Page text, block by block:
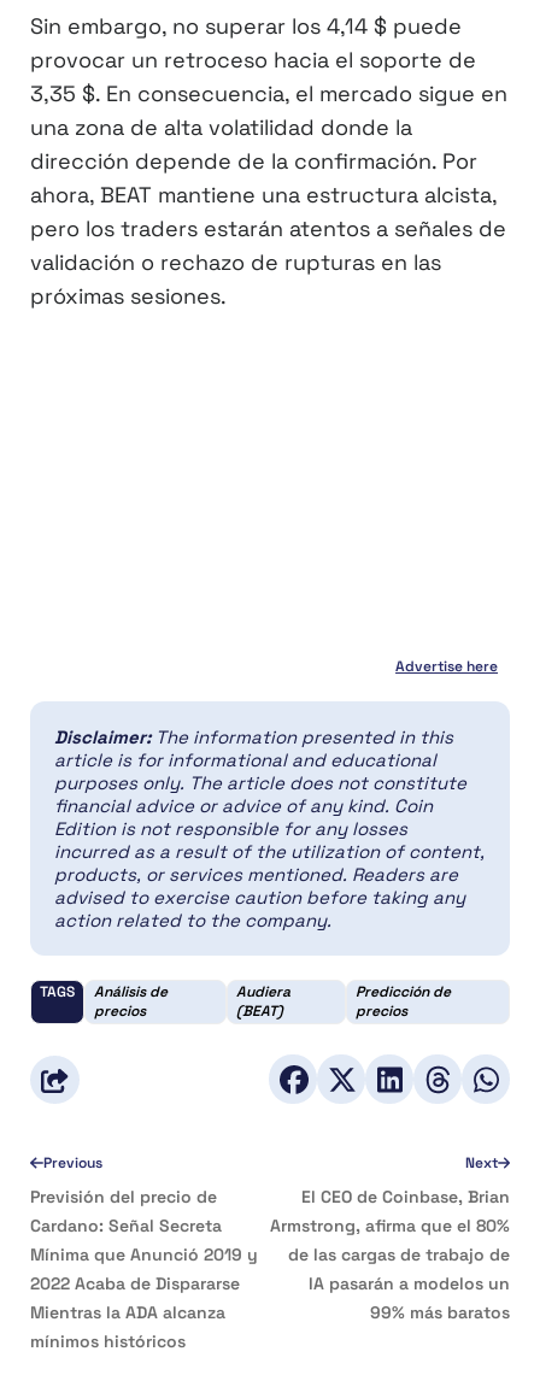
Sin embargo, no superar los 4,14 $ puede
provocar un retroceso hacia el soporte de
3,35 $. En consecuencia, el mercado sigue en
una zona de alta volatilidad donde la
dirección depende de la confirmación. Por
ahora, BEAT mantiene una estructura alcista,
pero los traders estarán atentos a señales de
validación o rechazo de rupturas en las
próximas sesiones.
Advertise here
Disclaimer: The information presented in this
article is for informational and educational
purposes only. The article does not constitute
financial advice or advice of any kind. Coin
Edition is not responsible for any losses
incurred as a result of the utilization of content,
products, or services mentioned. Readers are
advised to exercise caution before taking any
action related to the company.
TAGS
Análisis de
precios
Audiera
(BEAT)
Predicción de
precios
Previous
Previsión del precio de
Cardano: Señal Secreta
Mínima que Anunció 2019 y
2022 Acaba de Dispararse
Mientras la ADA alcanza
mínimos históricos
Next
El CEO de Coinbase, Brian
Armstrong, afirma que el 80%
de las cargas de trabajo de
IA pasarán a modelos un
99% más baratos